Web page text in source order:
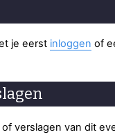
je eerst inloggen of
verslagen van dit